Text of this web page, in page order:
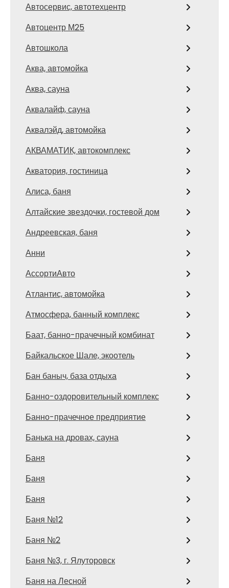
Автосервис, автотехцентр
Автоцентр М25
Автошкола
Аква, автомойка
Аква, сауна
Аквалайф, сауна
Аквалэйд, автомойка
АКВАМАТИК, автокомплекс
Акватория, гостиница
Алиса, баня
Алтайские звездочки, гостевой дом
Андреевская, баня
Анни
АссортиАвто
Атлантис, автомойка
Атмосфера, банный комплекс
Баат, банно-прачечный комбинат
Байкальское Шале, экоотель
Бан баныч, база отдыха
Банно-оздоровительный комплекс
Банно-прачечное предприятие
Банька на дровах, сауна
Баня
Баня
Баня
Баня №12
Баня №2
Баня №3, г. Ялуторовск
Баня на Лесной